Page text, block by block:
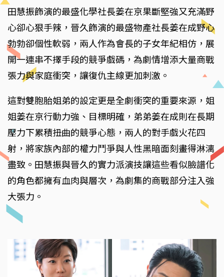
田慧振飾演的最盛化學社長姜在京果斷堅強又充滿野
心卻心狠手辣，晉久飾演的最盛物產社長姜在成野心
勃勃卻個性軟弱，兩人作為會長的子女年紀相仿，展
開一連串不擇手段的競爭戲碼，為劇情增添大量商戰
張力與家庭衝突，讓復仇主線更加刺激。
這對雙胞胎姐弟的設定更是全劇衝突的重要來源，姐
姐姜在京行動力強、目標明確，弟弟姜在成則在長期
壓力下累積扭曲的競爭心態，兩人的對手戲火花四
射，將家族內部的權力鬥爭與人性黑暗面刻畫得淋漓
盡致。田慧振與晉久的實力派演技讓這些看似臉譜化
的角色都擁有血肉與層次，為劇集的商戰部分注入強
大張力。